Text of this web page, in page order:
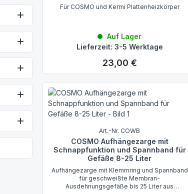
Für COSMO und Kermi Plattenheizkörper
Auf Lager
Lieferzeit: 3-5 Werktage
Regulärer Preis:
23,00 €
Art.-Nr. COWB
COSMO Aufhängezarge mit
Schnappfunktion und Spannband für
Gefäße 8-25 Liter
Aufhängezarge mit Klemmring und Spannband
für geschweißte Membran-
Ausdehnungsgefäße bis 25 Liter aus